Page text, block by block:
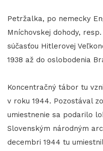
Petržalka, po nemecky
Mníchovskej dohody,
súčasťou Hitlerovej
1938 až do oslobodenia
Koncentračný tábor tu
v roku 1944. Pozostával
umiestnenie sa podarilo
Slovenským národným
decembri 1944 tu